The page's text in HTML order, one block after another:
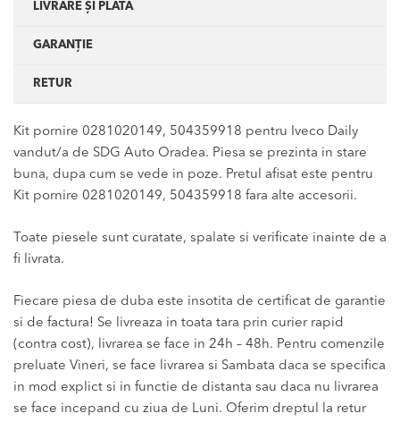
LIVRARE ȘI PLATĂ
GARANȚIE
RETUR
Kit pornire 0281020149, 504359918 pentru Iveco Daily
vandut/a de SDG Auto Oradea. Piesa se prezinta in stare
buna, dupa cum se vede in poze. Pretul afisat este pentru
Kit pornire 0281020149, 504359918 fara alte accesorii.
Toate piesele sunt curatate, spalate si verificate inainte de a
fi livrata.
Fiecare piesa de duba este insotita de certificat de garantie
si de factura! Se livreaza in toata tara prin curier rapid
(contra cost), livrarea se face in 24h – 48h. Pentru comenzile
preluate Vineri, se face livrarea si Sambata daca se specifica
in mod explict si in functie de distanta sau daca nu livrarea
se face incepand cu ziua de Luni. Oferim dreptul la retur